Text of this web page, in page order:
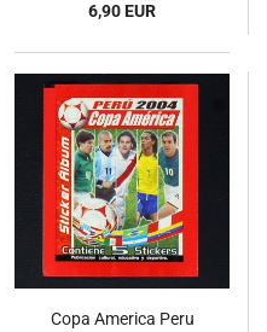
6,90 EUR
Copa America Peru